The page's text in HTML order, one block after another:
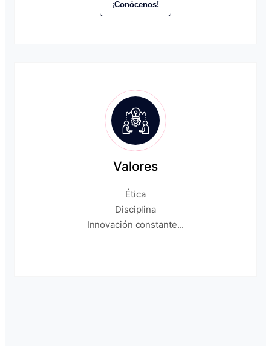
¡Conócenos!
Valores
Ética
Disciplina
Innovación constante...